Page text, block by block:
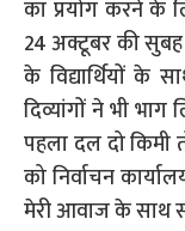
का प्रयोग करने के
24 अक्टूबर की
के विद्यार्थियों के
दिव्यांगों ने भी भाग
पहला दल दो किमी
को निर्वाचन
मेरी आवाज के साथ